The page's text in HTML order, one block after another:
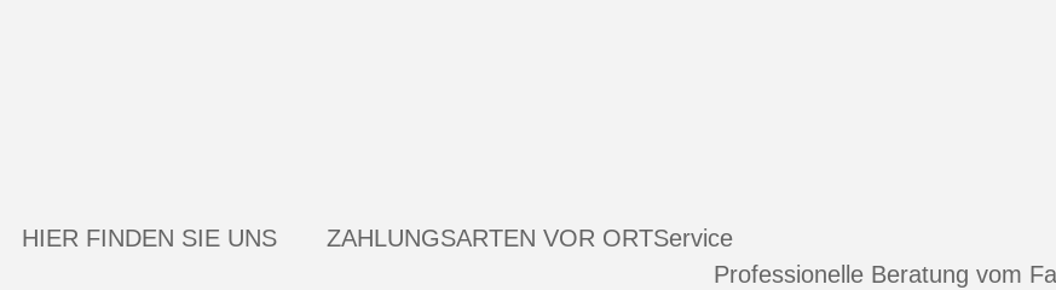
HIER FINDEN SIE UNS ZAHLUNGSARTEN VOR ORTService
Professionelle Beratung vom